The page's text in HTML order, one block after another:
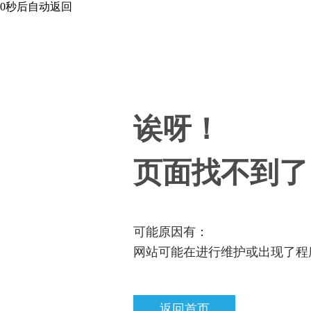
0秒后自动返回
诶呀！
页面找不到了
可能原因有：
网站可能在进行维护或出现了